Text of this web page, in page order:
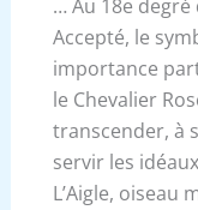
… Au 18e degré
Accepté, le
importance
le Chevalier
transcender, à
servir les
L’Aigle, oiseau